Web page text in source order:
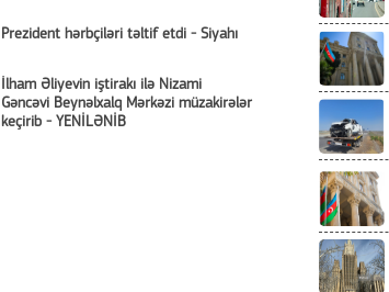
Prezident hərbçiləri təltif etdi - Siyahı
İlham Əliyevin iştirakı ilə Nizami
Gəncəvi Beynəlxalq Mərkəzi müzakirələr
keçirib - YENİLƏNİB